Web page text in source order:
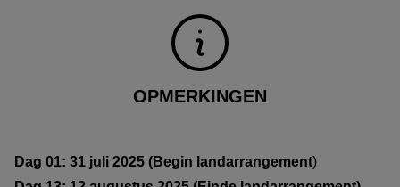
OPMERKINGEN
Dag 01: 31 juli 2025 (Begin landarrangement)